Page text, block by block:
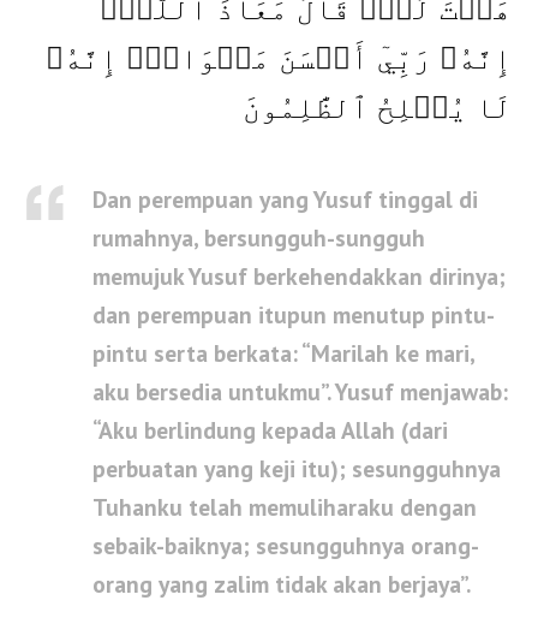
هَيۡتَ لَكَۚ قَالَ مَعَاذَ ٱللَّهِۖ
إِنَّهُۥ رَبِّيٓ أَحۡسَنَ مَثۡوَايَۖ إِنَّهُۥ
لَا يُفۡلِحُ ٱلظَّٰلِمُونَ
Dan perempuan yang Yusuf tinggal di
rumahnya, bersungguh-sungguh
memujuk Yusuf berkehendakkan dirinya;
dan perempuan itupun menutup pintu-
pintu serta berkata: “Marilah ke mari,
aku bersedia untukmu”. Yusuf menjawab:
“Aku berlindung kepada Allah (dari
perbuatan yang keji itu); sesungguhnya
Tuhanku telah memuliharaku dengan
sebaik-baiknya; sesungguhnya orang-
orang yang zalim tidak akan berjaya”.